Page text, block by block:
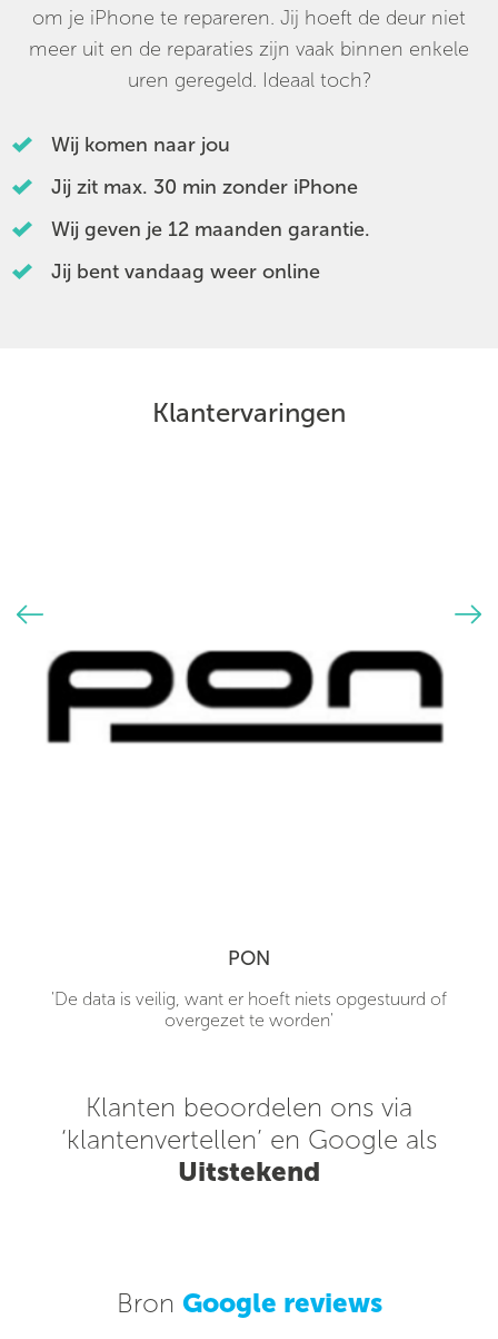
om je iPhone te repareren. Jij hoeft de deur niet
meer uit en de reparaties zijn vaak binnen enkele
uren geregeld. Ideaal toch?
Wij komen naar jou
Jij zit max. 30 min zonder iPhone
Wij geven je 12 maanden garantie.
Jij bent vandaag weer online
Klantervaringen
PON
'De data is veilig, want er hoeft niets opgestuurd of
overgezet te worden'
Klanten beoordelen ons via
‘klantenvertellen’ en Google als
Uitstekend
Bron Google reviews